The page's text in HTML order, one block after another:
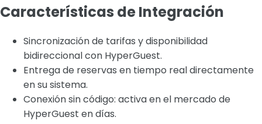
Características de Integración
Sincronización de tarifas y disponibilidad
bidireccional con HyperGuest.
Entrega de reservas en tiempo real directamente
en su sistema.
Conexión sin código: activa en el mercado de
HyperGuest en días.